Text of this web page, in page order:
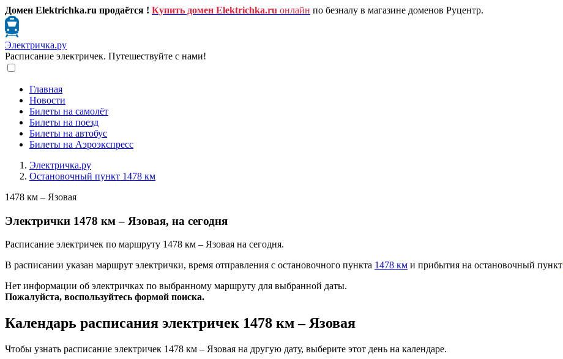
Домен Elektrichka.ru продаётся ! Купить домен Elektrichka.ru онлайн по безналу в магазине доменов Руцентр.
Электричка.ру
Расписание электричек. Путешествуйте с нами!
Главная
Новости
Билеты на самолёт
Билеты на поезд
Билеты на автобус
Билеты на Аэроэкспресс
Электричка.ру
Остановочный пункт 1478 км
1478 км – Язовая
Электрички 1478 км – Язовая, на сегодня
Расписание электричек по маршруту 1478 км – Язовая на сегодня.
В расписании указан маршрут электрички, время отправления с остановочного пункта 1478 км и прибытия на остановочный пункт
Нет информации об электричках по выбранному маршруту для выбранной даты.
Пожалуйста, воспользуйтесь формой поиска.
Календарь расписания электричек 1478 км – Язовая
Чтобы узнать расписание электричек 1478 км – Язовая на другую дату, выберите этот день на календаре.